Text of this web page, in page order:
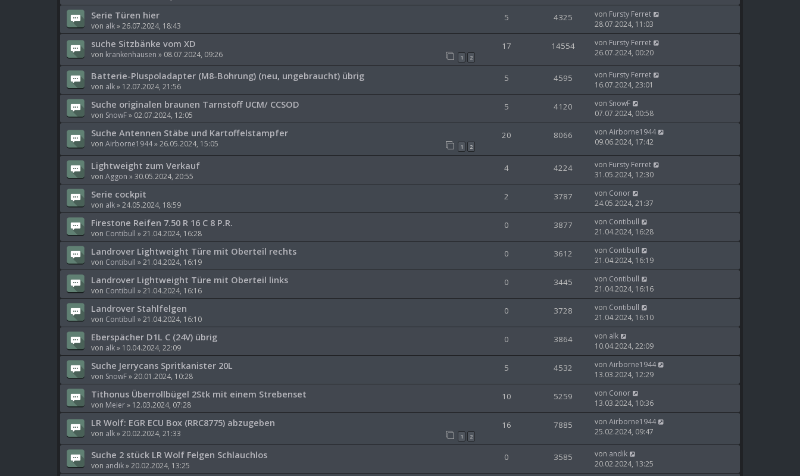
Serie Türen hier
von alk»26.07.2024, 18:43
5 4325 von Fursty Ferret
28.07.2024, 11:03
suche Sitzbänke vom XD
von krankenhausen » 08.07.2024, 09:26 1 2
17 14554 von Fursty Ferret
26.07.2024, 00:20
Batterie-Pluspoladapter (M8-Bohrung) (neu, ungebraucht) übrig
von alk» 12.07.2024, 21:56
5 4595 von Fursty Ferret
16.07.2024, 23:01
Suche originalen braunen Tarnstoff UCM/ CCSOD
von SnowF» 02.07.2024, 12:05
5 4120 von SnowF
07.07.2024, 00:58
Suche Antennen Stäbe und Kartoffelstampfer
von Airborne1944»26.05.2024, 15:05 1 2
20 8066 von Airborne1944
09.06.2024, 17:42
Lightweight zum Verkauf
von Aggon »30.05.2024, 20:55
4 4224 von Fursty Ferret
31.05.2024, 12:30
Serie cockpit
von alk»24.05.2024, 18:59
2 3787 von Conor
24.05.2024, 21:37
Firestone Reifen 7.50 R 16 C 8 P.R.
von Contibull »21.04.2024, 16:28
0 3877 von Contibull
21.04.2024, 16:28
Landrover Lightweight Türe mit Oberteil rechts
von Contibull »21.04.2024, 16:19
0 3612 von Contibull
21.04.2024, 16:19
Landrover Lightweight Türe mit Oberteil links
von Contibull »21.04.2024, 16:16
0 3445 von Contibull
21.04.2024, 16:16
Landrover Stahlfelgen
von Contibull »21.04.2024, 16:10
0 3728 von Contibull
21.04.2024, 16:10
Eberspächer D1L C (24V) übrig
von alk» 10.04.2024, 22:09
0 3864 von alk
10.04.2024, 22:09
Suche Jerrycans Spritkanister 20L
von SnowF»20.01.2024, 10:28
5 4532 von Airborne1944
13.03.2024, 12:29
Tithonus Überrollbügel 2Stk mit einem Strebenset
von Meier» 12.03.2024, 07:28
10 5259 von Conor
13.03.2024, 10:36
LR Wolf: EGR ECU Box (RRC8775) abzugeben
von alk»20.02.2024, 21:33 1 2
16 7885 von Airborne1944
25.02.2024, 09:47
Suche 2 stück LR Wolf Felgen Schlauchlos
von andik»20.02.2024, 13:25
0 3585 von andik
20.02.2024, 13:25